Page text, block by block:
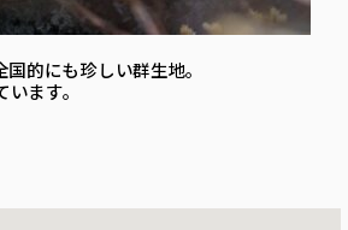
的にも珍しい群生地。
ます。